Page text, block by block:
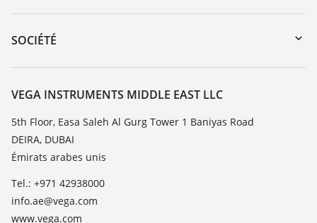
DTM Collection/PACTware
Retour d'appareil
Formations
Liste de compatibilité chimique
TeamViewer
SOCIÉTÉ
À propos de VEGA
Contact
News
Presse
VEGA INSTRUMENTS MIDDLE EAST LLC
5th Floor, Easa Saleh Al Gurg Tower 1 Baniyas Road
DEIRA, DUBAI
Émirats arabes unis
Tel.: +971 42938000
info.ae@vega.com
www.vega.com